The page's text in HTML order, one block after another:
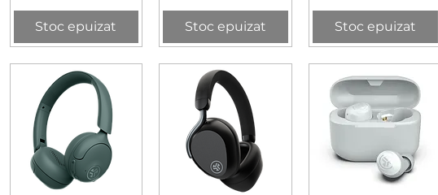
Stoc epuizat Stoc epuizat Stoc epuizat